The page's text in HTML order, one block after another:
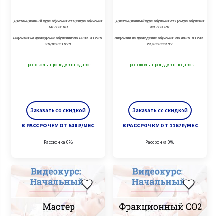
Заказать со скидкой
Дистанционный курс обучения от Центра обучения
METLIX.RU
Лицензия на проведение обучения: No Л035-01285-
25/01011599
Протоколы процедур в подарок
В РАССРОЧКУ ОТ 588 ₽/МЕС
Рассрочка 0%
Заказать со скидкой
Дистанционный курс обучения от Центра обучения
METLIX.RU
Лицензия на проведение обучения: No Л035-01285-
25/01011599
Протоколы процедур в подарок
В РАССРОЧКУ ОТ 1167 ₽/МЕС
Рассрочка 0%